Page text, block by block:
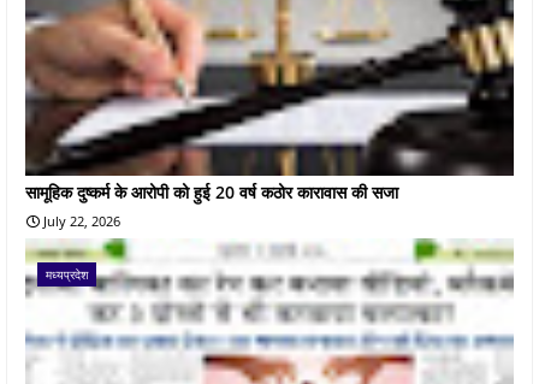
सामूहिक दुष्कर्म के आरोपी को हुई 20 वर्ष कठोर कारावास की सजा
July 22, 2026
मध्यप्रदेश